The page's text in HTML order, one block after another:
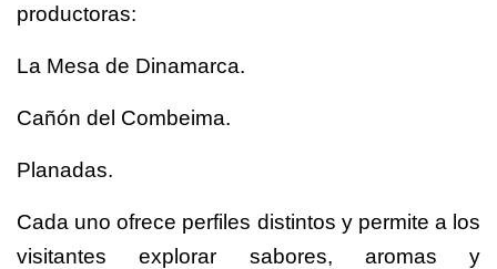
productoras:
La Mesa de Dinamarca.
Cañón del Combeima.
Planadas.
Cada uno ofrece perfiles distintos y permite a los
visitantes explorar sabores, aromas y